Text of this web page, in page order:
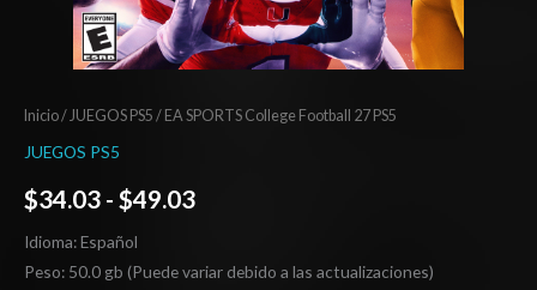
Inicio/ JUEGOS PS5 / EA SPORTS College Football 27 PS5
JUEGOS PS5
$34.03 - $49.03
Idioma: Español
Peso: 50.0 gb (Puede variar debido a las actualizaciones)